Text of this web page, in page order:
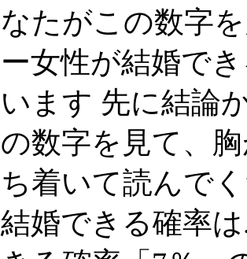
なたがこの数字
ー女性が結婚で
います 先に結論
の数字を見て、
ち着いて読んで
結婚できる確率